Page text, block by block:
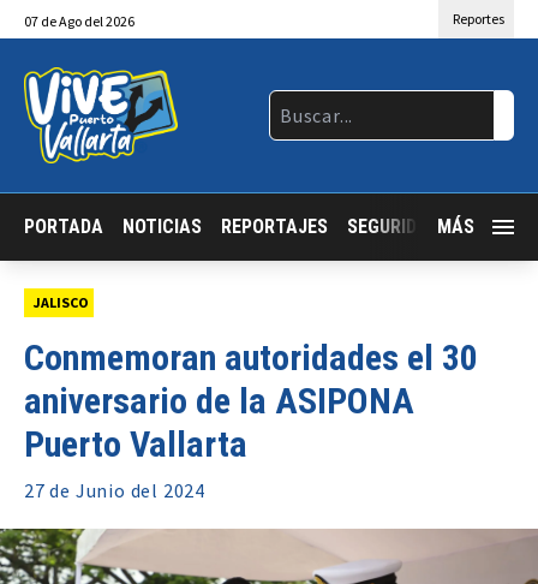
07 deAgo del 2026 Reportes
PORTADA NOTICIAS REPORTAJES SEGURIDAD JALISCO
MÁS
JALISCO
Conmemoran autoridades el 30
aniversario de la ASIPONA
Puerto Vallarta
27 de Junio del 2024